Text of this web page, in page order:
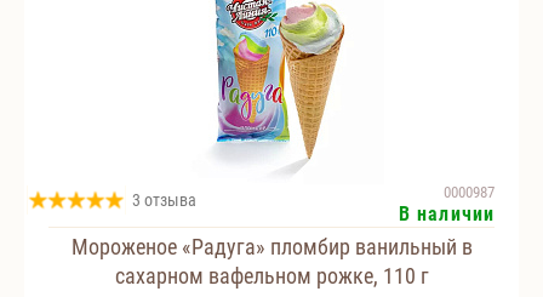
3 отзыва 0000987
В наличии
Мороженое «Радуга» пломбир ванильный в
сахарном вафельном рожке, 110 г